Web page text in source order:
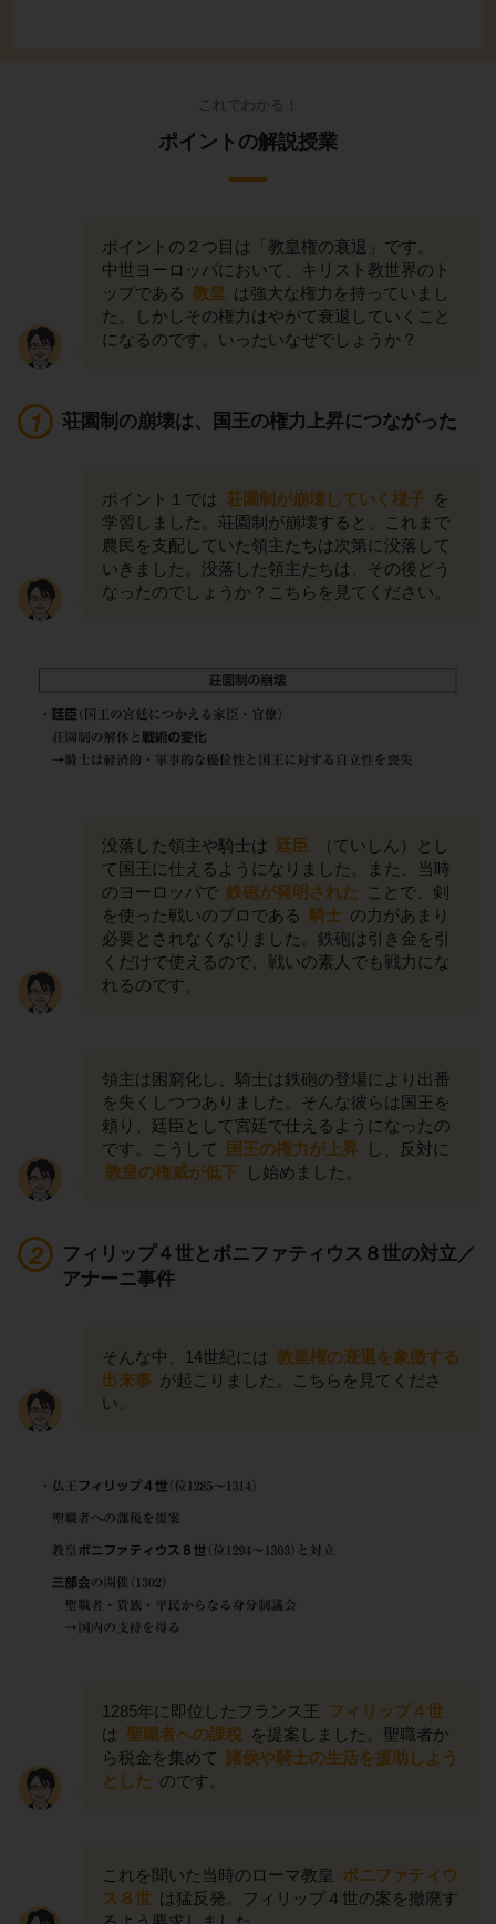
これでわかる！
ポイントの解説授業
ポイントの２つ目は「教皇権の衰退」です。
中世ヨーロッパにおいて、キリスト教世界のト
ップである 教皇 は強大な権力を持っていまし
た。しかしその権力はやがて衰退していくこと
になるのです。いったいなぜでしょうか？
荘園制の崩壊は、国王の権力上昇につながった
ポイント１では 荘園制が崩壊していく様子 を
学習しました。荘園制が崩壊すると、これまで
農民を支配していた領主たちは次第に没落して
いきました。没落した領主たちは、その後どう
なったのでしょうか？こちらを見てください。
没落した領主や騎士は 廷臣
（ていしん）とし
て国王に仕えるようになりました。また、当時
のヨーロッパで 鉄砲が発明された
ことで、剣
を使った戦いのプロである 騎士 の力があまり
必要とされなくなりました。鉄砲は引き金を引
くだけで使えるので、戦いの素人でも戦力にな
れるのです。
領主は困窮化し、騎士は鉄砲の登場により出番
を失くしつつありました。そんな彼らは国王を
頼り、廷臣として宮廷で仕えるようになったの
です。こうして
国王の権力が上昇 し、反対に
教皇の権威が低下 し始めました。
フィリップ４世とボニファティウス８世の対立／
アナーニ事件
そんな中、14世紀には 教皇権の衰退を象徴する
出来事 が起こりました。こちらを見てくださ
い。
1285年に即位したフランス王
フィリップ４世
は 聖職者への課税 を提案しました。聖職者か
ら税金を集めて 諸侯や騎士の生活を援助しよう
とした のです。
これを聞いた当時のローマ教皇
ボニファティウ
ス８世 は猛反発。フィリップ４世の案を撤廃す